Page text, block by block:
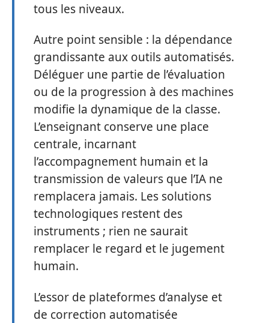
tous les niveaux.
Autre point sensible : la dépendance
grandissante aux outils automatisés.
Déléguer une partie de l’évaluation
ou de la progression à des machines
modifie la dynamique de la classe.
L’enseignant conserve une place
centrale, incarnant
l’accompagnement humain et la
transmission de valeurs que l’IA ne
remplacera jamais. Les solutions
technologiques restent des
instruments ; rien ne saurait
remplacer le regard et le jugement
humain.
L’essor de plateformes d’analyse et
de correction automatisée